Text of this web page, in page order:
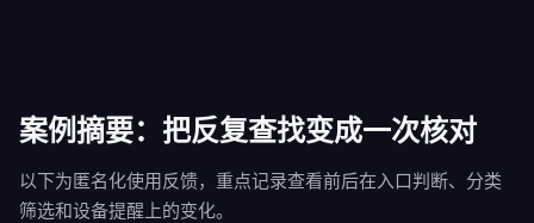
案例摘要：把反复查找变成一次核对
以下为匿名化使用反馈，重点记录查看前后在入口判断、分类
筛选和设备提醒上的变化。